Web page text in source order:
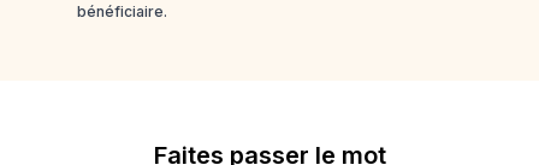
bénéficiaire.
Faites passer le mot